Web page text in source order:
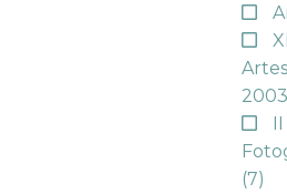
2003
(7)